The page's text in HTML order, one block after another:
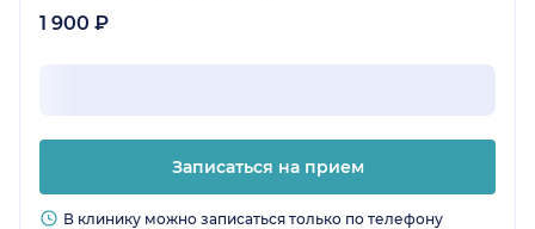
1 900 ₽
Записаться на прием
В клинику можно записаться только по телефону